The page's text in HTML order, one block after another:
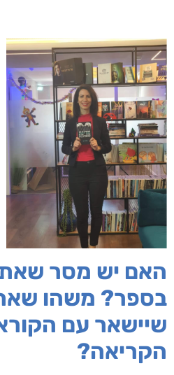
האם יש מסר
בספר? משהו
שיישאר עם
הקריאה?